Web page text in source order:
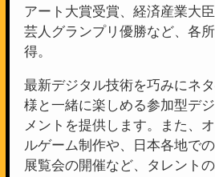
アート大賞受賞、経済産業大
芸人グランプリ優勝など、各
得。
最新デジタル技術を巧みにネ
様と一緒に楽しめる参加型デ
メントを提供します。また、
ルゲーム制作や、日本各地で
展覧会の開催など、タレント